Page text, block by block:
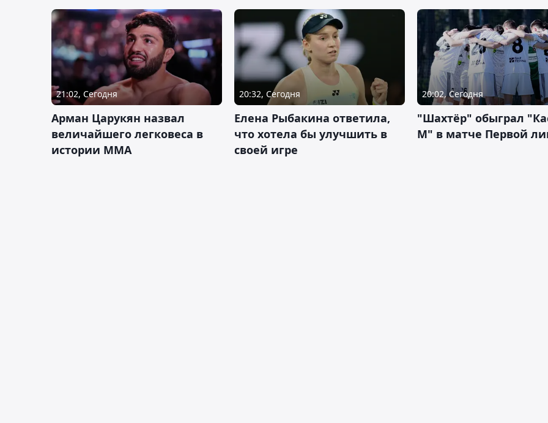
21:02, Сегодня
Арман Царукян назвал
величайшего легковеса в
истории ММА
20:32, Сегодня
Елена Рыбакина ответила,
что хотела бы улучшить в
своей игре
20:02, Сегодня
"Шахтёр" обыграл
М" в матче Первой